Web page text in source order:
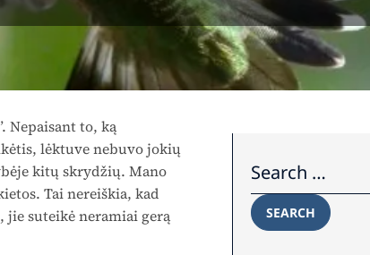
Nepaisant to, ką
lėktuve nebuvo jokių
kitų skrydžių. Mano
Tai nereiškia, kad
suteikė neramiai gerą
SEARCH